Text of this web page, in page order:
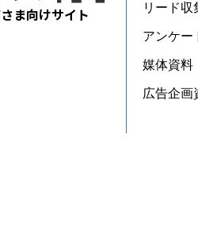
ま向けサイト リード収
アンケー
媒体資料
広告企画